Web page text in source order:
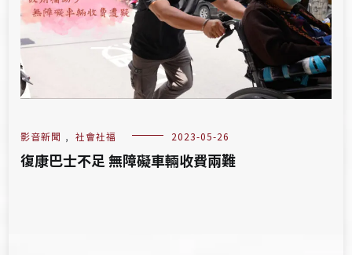
影音新聞 , 社會社福 2023-05-26
復康巴士不足 無障礙車輛收費兩難